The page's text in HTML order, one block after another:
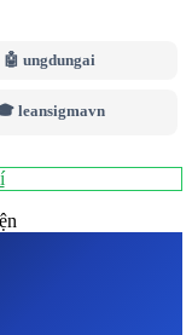
🤖 ungdungai
leansigmavn